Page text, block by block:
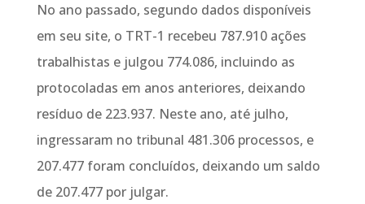
No ano passado, segundo dados disponíveis
em seu site, o TRT-1 recebeu 787.910 ações
trabalhistas e julgou 774.086, incluindo as
protocoladas em anos anteriores, deixando
resíduo de 223.937. Neste ano, até julho,
ingressaram no tribunal 481.306 processos, e
207.477 foram concluídos, deixando um saldo
de 207.477 por julgar.